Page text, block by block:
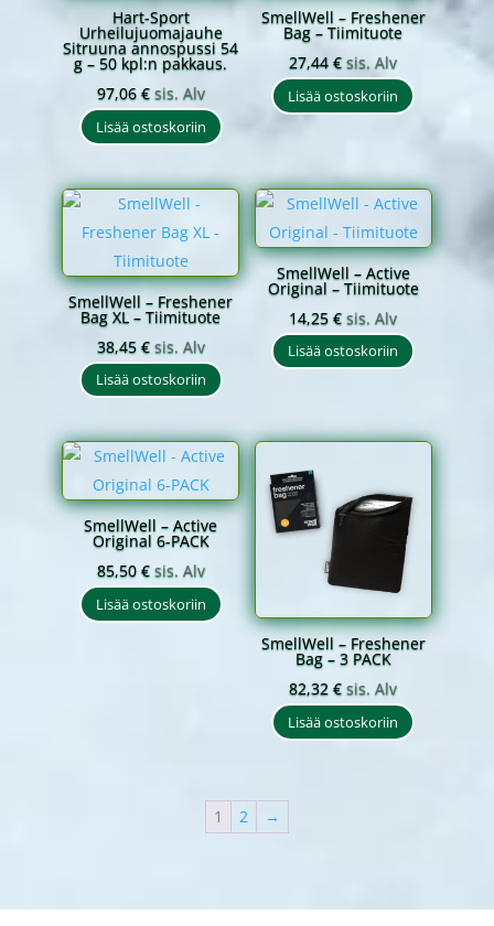
Hart-Sport
Urheilujuomajauhe
Sitruuna annospussi 54
g – 50 kpl:n pakkaus.
97,06 € sis. Alv
Lisää ostoskoriin
SmellWell – Freshener
Bag – Tiimituote
27,44€ sis. Alv
Lisää ostoskoriin
SmellWell – Freshener
Bag XL – Tiimituote
38,45 € sis. Alv
Lisää ostoskoriin
SmellWell – Active
Original – Tiimituote
14,25€ sis. Alv
Lisää ostoskoriin
SmellWell – Active
Original 6-PACK
85,50 € sis. Alv
Lisää ostoskoriin
SmellWell – Freshener
Bag – 3 PACK
82,32€ sis. Alv
Lisää ostoskoriin
1 2 →